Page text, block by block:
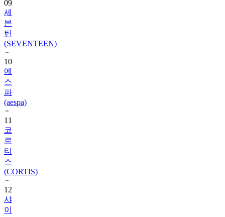
09
세
븐
틴
(SEVENTEEN)
10
에
스
파
(aespa)
11
코
르
티
스
(CORTIS)
12
샤
이